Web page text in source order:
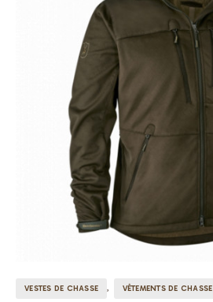
VESTES DE CHASSE VÊTEMENTS DE CHASSE